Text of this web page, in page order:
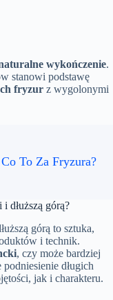
wykończenie.
stanowi podstawę
fryzur z wygolonymi
To Za Fryzura?
dłuższą górą?
górą to sztuka,
i technik.
, czy może bardziej
długich
jak i charakteru.